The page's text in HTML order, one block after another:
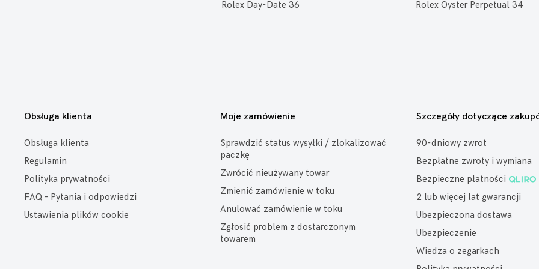
Rolex Day-Date 36 Rolex Oyster Perpetual 34
Obsługa klienta
Obsługa klienta
Regulamin
Polityka prywatności
FAQ – Pytania i odpowiedzi
Ustawienia plików cookie
Moje zamówienie
Sprawdzić status wysyłki / zlokalizować
paczkę
Zwrócić nieużywany towar
Zmienić zamówienie w toku
Anulować zamówienie w toku
Zgłosić problem z dostarczonym
towarem
Szczegóły dotyczące
90-dniowy zwrot
Bezpłatne zwroty i wymiana
Bezpieczne płatności
2 lub więcej lat gwarancji
Ubezpieczona dostawa
Ubezpieczenie
Wiedza o zegarkach